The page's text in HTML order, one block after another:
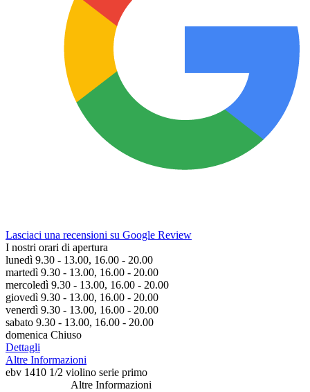
Lasciaci una recensioni su Google Review
I nostri orari di apertura
lunedì 9.30 - 13.00, 16.00 - 20.00
martedì 9.30 - 13.00, 16.00 - 20.00
mercoledì 9.30 - 13.00, 16.00 - 20.00
giovedì 9.30 - 13.00, 16.00 - 20.00
venerdì 9.30 - 13.00, 16.00 - 20.00
sabato 9.30 - 13.00, 16.00 - 20.00
domenica Chiuso
Dettagli
Altre Informazioni
ebv 1410 1/2 violino serie primo
Altre Informazioni